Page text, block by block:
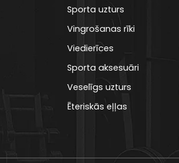
Sporta uzturs
Vingrošanas rīki
Viedierīces
Sporta aksesuāri
Veselīgs uzturs
Ēteriskās eļļas